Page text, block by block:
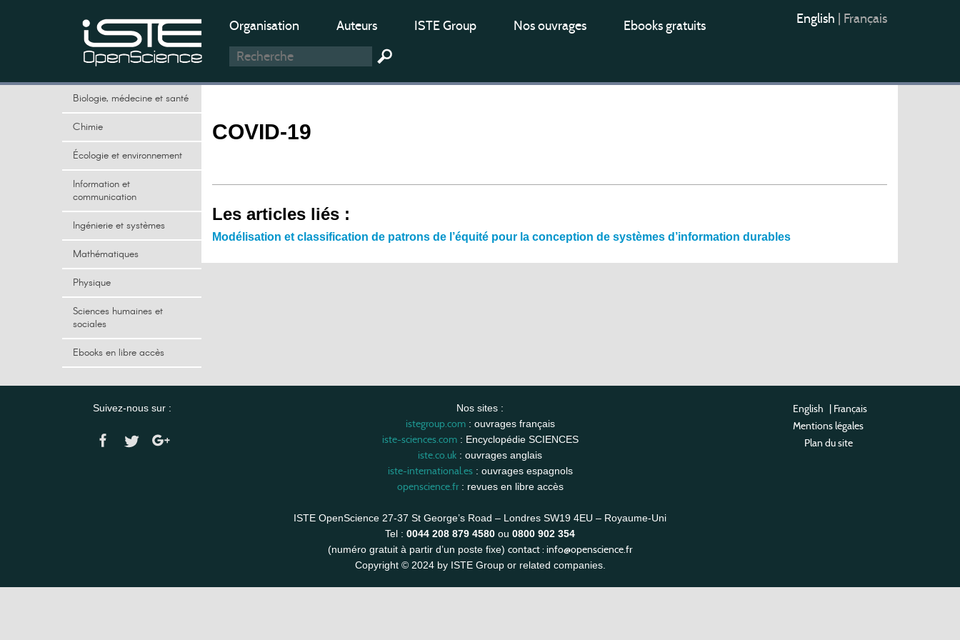
Organisation Auteurs ISTE Group Nos ouvrages Ebooks gratuits English Français
Biologie, médecine et santé
Chimie
Écologie et environnement
Information et
communication
Ingénierie et systèmes
Mathématiques
Physique
Sciences humaines et
sociales
Ebooks en libre accès
COVID-19
Les articles liés :
Modélisation et classification de patrons de l’équité pour la conception de systèmes d’information durables
Suivez-nous sur : Nos sites :
istegroup.com: ouvrages français
iste-sciences.com: Encyclopédie SCIENCES
iste.co.uk : ouvrages anglais
iste-international.es: ouvrages espagnols
openscience.fr: revues en libre accès
ISTE OpenScience 27-37 St George’s Road – Londres SW19 4EU – Royaume-Uni
Tel : 0044 208 879 4580 ou 0800 902 354
(numéro gratuit à partir d’un poste fixe) contact : info@openscience.fr
Copyright © 2024 by ISTE Group or related companies.
English | Français
Mentions légales
Plan du site